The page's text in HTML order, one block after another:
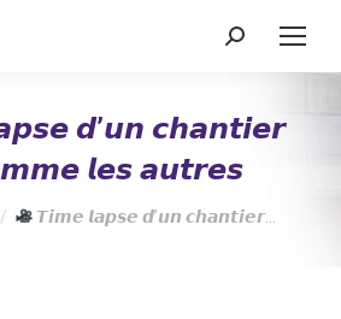
Recherche
𝙙’𝙪𝙣 𝙘𝙝𝙖𝙣𝙩𝙞𝙚𝙧
𝙡𝙚𝙨 𝙖𝙪𝙩𝙧𝙚𝙨
𝙏𝙞𝙢𝙚 𝙡𝙖𝙥𝙨𝙚 𝙙’𝙪𝙣 𝙘𝙝𝙖𝙣𝙩𝙞𝙚𝙧…